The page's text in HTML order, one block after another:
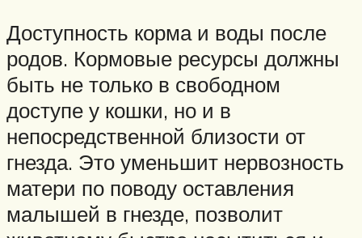
Доступность корма и воды после
родов. Кормовые ресурсы должны
быть не только в свободном
доступе у кошки, но и в
непосредственной близости от
гнезда. Это уменьшит нервозность
матери по поводу оставления
малышей в гнезде, позволит